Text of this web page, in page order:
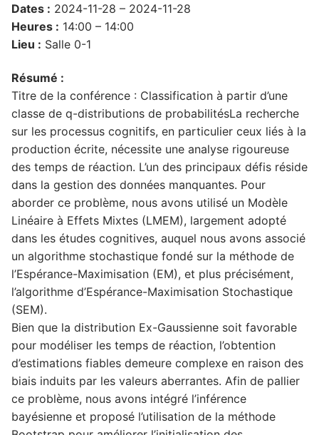
Dates : 2024-11-28 – 2024-11-28
Heures : 14:00 – 14:00
Lieu : Salle 0-1
Résumé :
Titre de la conférence : Classification à partir d’une
classe de q-distributions de probabilitésLa recherche
sur les processus cognitifs, en particulier ceux liés à la
production écrite, nécessite une analyse rigoureuse
des temps de réaction. L’un des principaux défis réside
dans la gestion des données manquantes. Pour
aborder ce problème, nous avons utilisé un Modèle
Linéaire à Effets Mixtes (LMEM), largement adopté
dans les études cognitives, auquel nous avons associé
un algorithme stochastique fondé sur la méthode de
l’Espérance-Maximisation (EM), et plus précisément,
l’algorithme d’Espérance-Maximisation Stochastique
(SEM).
Bien que la distribution Ex-Gaussienne soit favorable
pour modéliser les temps de réaction, l’obtention
d’estimations fiables demeure complexe en raison des
biais induits par les valeurs aberrantes. Afin de pallier
ce problème, nous avons intégré l’inférence
bayésienne et proposé l’utilisation de la méthode